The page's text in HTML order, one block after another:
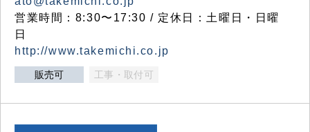
営業時間：8:30〜17:30 / 定休日：土曜日・日曜
日
http://www.takemichi.co.jp
販売可 工事・取付可